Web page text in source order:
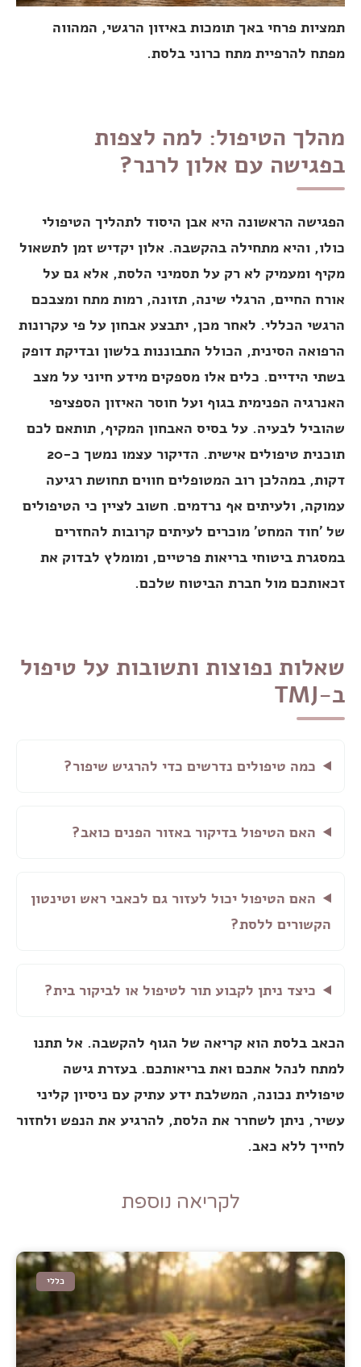
תמציות פרחי באך תומכות באיזון הרגשי, המהווה
מפתח להרפיית מתח כרוני בלסת.
מהלך הטיפול: למה לצפות
בפגישה עם אלון לרנר?
הפגישה הראשונה היא אבן היסוד לתהליך הטיפולי
כולו, והיא מתחילה בהקשבה. אלון יקדיש זמן לתשאול
מקיף ומעמיק לא רק על תסמיני הלסת, אלא גם על
אורח החיים, הרגלי שינה, תזונה, רמות מתח ומצבכם
הרגשי הכללי. לאחר מכן, יתבצע אבחון על פי עקרונות
הרפואה הסינית, הכולל התבוננות בלשון ובדיקת דופק
בשתי הידיים. כלים אלו מספקים מידע חיוני על מצב
האנרגיה הפנימית בגוף ועל חוסר האיזון הספציפי
שהוביל לבעיה. על בסיס האבחון המקיף, תותאם לכם
תוכנית טיפולים אישית. הדיקור עצמו נמשך כ-20
דקות, במהלכן רוב המטופלים חווים תחושת רגיעה
עמוקה, ולעיתים אף נרדמים. חשוב לציין כי הטיפולים
של 'חוד המחט' מוכרים לעיתים קרובות להחזרים
במסגרת ביטוחי בריאות פרטיים, ומומלץ לבדוק את
זכאותכם מול חברת הביטוח שלכם.
שאלות נפוצות ותשובות על טיפול
ב-TMJ
כמה טיפולים נדרשים כדי להרגיש שיפור?
האם הטיפול בדיקור באזור הפנים כואב?
האם הטיפול יכול לעזור גם לכאבי ראש וטינטון
הקשורים ללסת?
כיצד ניתן לקבוע תור לטיפול או לביקור בית?
הכאב בלסת הוא קריאה של הגוף להקשבה. אל תתנו
למתח לנהל אתכם ואת בריאותכם. בעזרת גישה
טיפולית נכונה, המשלבת ידע עתיק עם ניסיון קליני
עשיר, ניתן לשחרר את הלסת, להרגיע את הנפש ולחזור
לחייך ללא כאב.
לקריאה נוספת
כללי